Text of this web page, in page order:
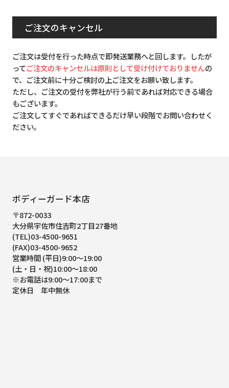
ご注文のキャンセル
ご注文は受付を行った時点で即発送業務へと回します。したが
ってご注文のキャンセルは原則として受け付けておりませんの
で、ご注文前に十分ご検討の上ご注文をお願い致します。
ただし、ご注文の受付を弊社が行う前であれば対応できる場合
もございます。
ご注文してすぐであればできるだけ早い段階でお問い合わせく
ださい。
ボディーガード本店
〒872-0033
大分県宇佐市住吉町2丁目27番地
(TEL)03-4500-9651
(FAX)03-4500-9652
営業時間 (平日)9:00～19:00
(土・日・祝)10:00～18:00
※お電話は9:00～17:00まで
定休日 年中無休